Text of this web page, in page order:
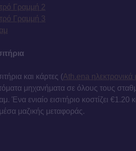
Γραμμή 2
Γραμμή 3
και κάρτες (Ath.ena ηλεκτρονικά
μηχανήματα σε όλους τους
Ένα ενιαίο εισιτήριο κοστίζει
μαζικής μεταφοράς.